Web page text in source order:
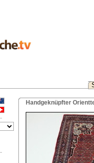
Handgeknüpfter